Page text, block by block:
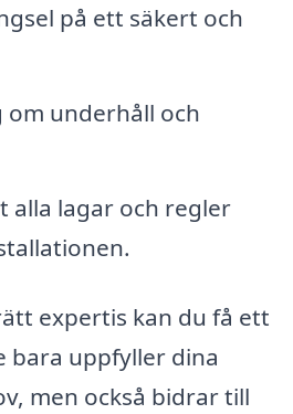
på ett säkert och
om underhåll och
alla lagar och regler
expertis kan du få ett
bara uppfyller dina
men också bidrar till